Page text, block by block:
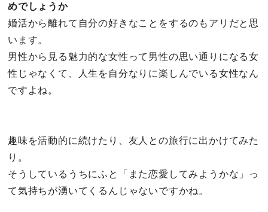
めでしょうか
婚活から離れて自分の好きなことをするのもアリだと思
います。
男性から見る魅力的な女性って男性の思い通りになる女
性じゃなくて、人生を自分なりに楽しんでいる女性なん
ですよね。
趣味を活動的に続けたり、友人との旅行に出かけてみた
り。
そうしているうちにふと「また恋愛してみようかな」っ
て気持ちが湧いてくるんじゃないですかね。